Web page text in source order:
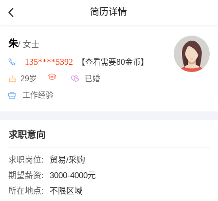
简历详情
朱/ 女士
135****5392 【查看需要80金币】
29岁 已婚
工作经验
求职意向
求职岗位:
贸易/采购
期望薪资:
3000-4000元
所在地点:
不限区域